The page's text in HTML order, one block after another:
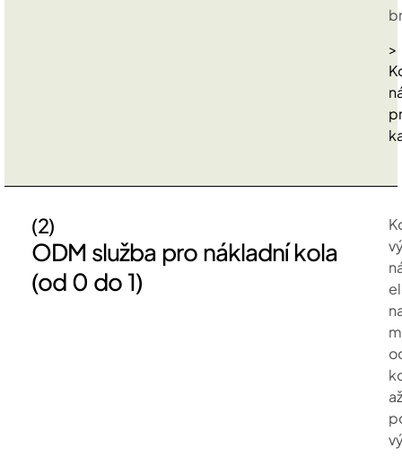
>
(2)
ODM služba pro nákladní kola
(od 0 do 1)
až